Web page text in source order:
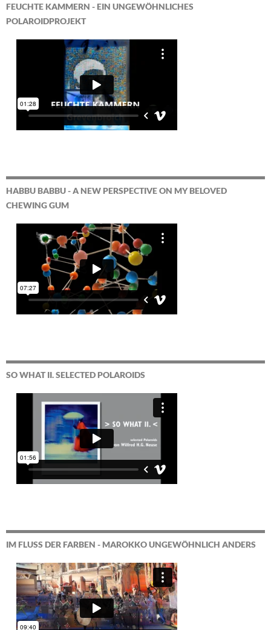
FEUCHTE KAMMERN - EIN UNGEWÖHNLICHES
POLAROIDPROJEKT
HABBU BABBU - A NEW PERSPECTIVE ON MY BELOVED
CHEWING GUM
SO WHAT II. SELECTED POLAROIDS
IM FLUSS DER FARBEN - MAROKKO UNGEWÖHNLICH ANDERS